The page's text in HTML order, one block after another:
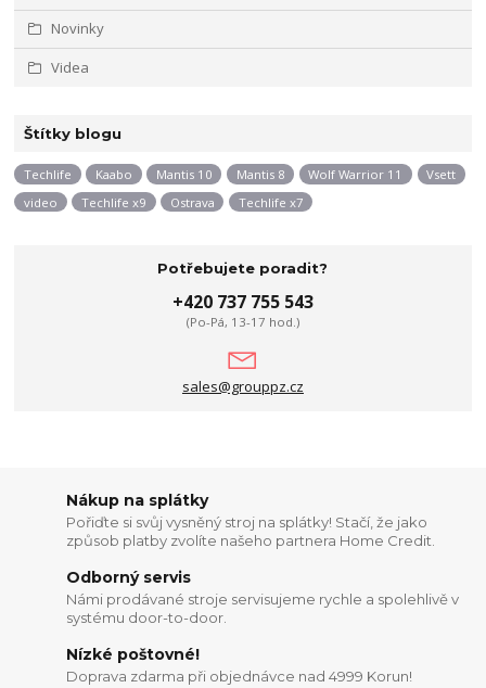
Novinky
Videa
Štítky blogu
Techlife Kaabo Mantis 10 Mantis 8 Wolf Warrior 11
Vsett
video
Techlife x9 Ostrava Techlife x7
Potřebujete poradit?
+420 737 755 543
(Po-Pá, 13-17 hod.)
sales@grouppz.cz
Nákup na splátky
Pořiďte si svůj vysněný stroj na splátky! Stačí, že jako
způsob platby zvolíte našeho partnera Home Credit.
Odborný servis
Námi prodávané stroje servisujeme rychle a spolehlivě v
systému door-to-door.
Nízké poštovné!
Doprava zdarma při objednávce nad 4999 Korun!